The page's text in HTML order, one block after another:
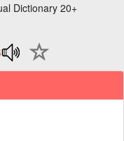
Dictionary 20+